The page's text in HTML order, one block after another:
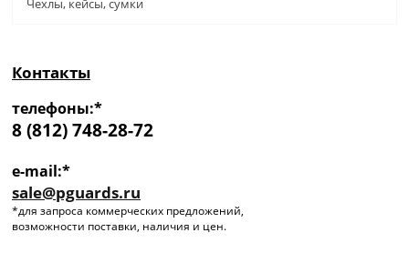
Чехлы, кейсы, сумки
Контакты
телефоны:*
8 (812) 748-28-72
e-mail:*
sale@pguards.ru
*для запроса коммерческих предложений,
возможности поставки, наличия и цен.